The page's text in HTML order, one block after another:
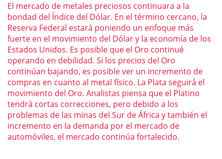
El mercado de metales preciosos continuara a la
bondad del Índice del Dólar. En el término cercano, la
Reserva Federal estará poniendo un enfoque más
fuerte en el movimiento del Dólar y la economía de los
Estados Unidos. Es posible que el Oro continué
operando en debilidad. Si los precios del Oro
continúan bajando, es posible ver un incremento de
compras en cuanto al metal físico. La Plata seguirá el
movimiento del Oro. Analistas piensa que el Platino
tendrá cortas correcciones, pero debido a los
problemas de las minas del Sur de África y también el
incremento en la demanda por el mercado de
automóviles, el mercado continúa fortalecido.